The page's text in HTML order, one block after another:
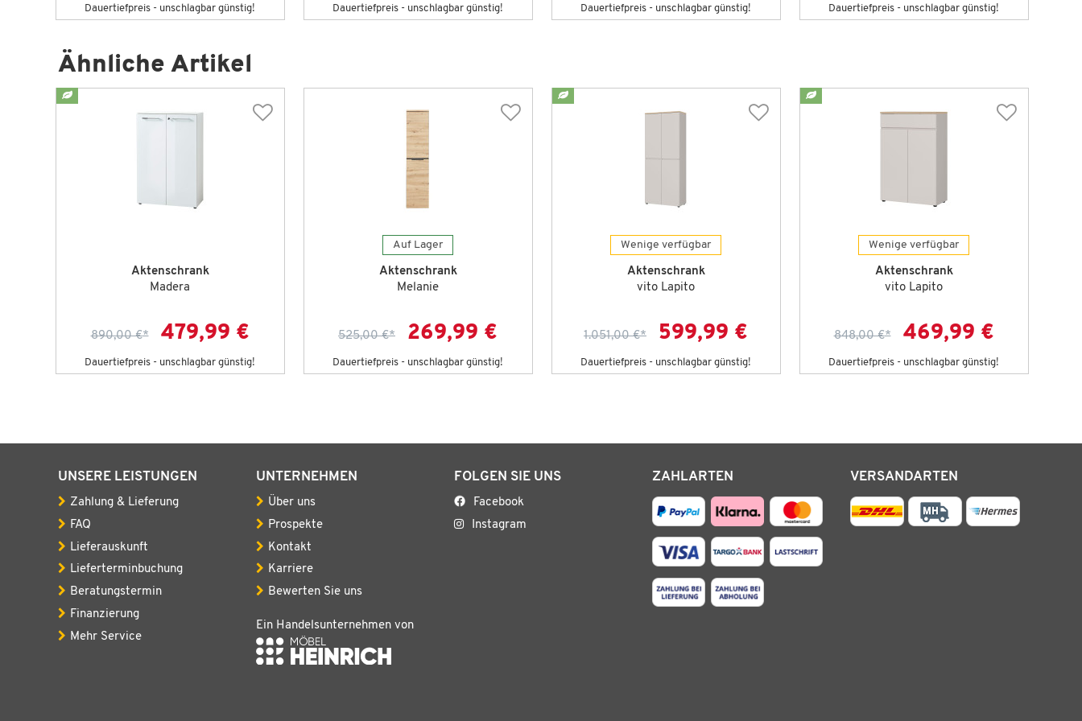
Dauertiefpreis - unschlagbar günstig! Dauertiefpreis - unschlagbar günstig! Dauertiefpreis - unschlagbar günstig! Dauertiefpreis - unschlagbar günstig!
Ähnliche Artikel
Aktenschrank
Madera
890,00 €* 479,99 €
Dauertiefpreis - unschlagbar günstig!
Auf Lager
Aktenschrank
Melanie
525,00 €* 269,99 €
Dauertiefpreis - unschlagbar günstig!
Wenige verfügbar
Aktenschrank
vito Lapito
1.051,00 €* 599,99 €
Dauertiefpreis - unschlagbar günstig!
Wenige verfügbar
Aktenschrank
vito Lapito
848,00 €* 469,99 €
Dauertiefpreis - unschlagbar günstig!
UNSERE LEISTUNGEN
Zahlung & Lieferung
FAQ
Lieferauskunft
Lieferterminbuchung
Beratungstermin
Finanzierung
Mehr Service
UNTERNEHMEN
Über uns
Prospekte
Kontakt
Karriere
Bewerten Sie uns
Ein Handelsunternehmen von
FOLGEN SIE UNS
Facebook
Instagram
ZAHLARTEN VERSANDARTEN